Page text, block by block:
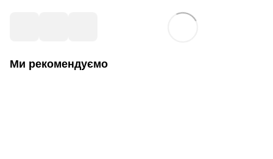
Ми рекомендуємо